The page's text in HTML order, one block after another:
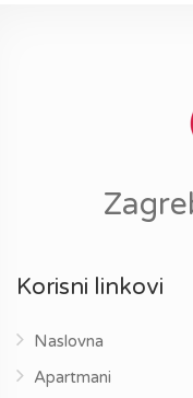
Korisni linkovi
Naslovna
Apartmani